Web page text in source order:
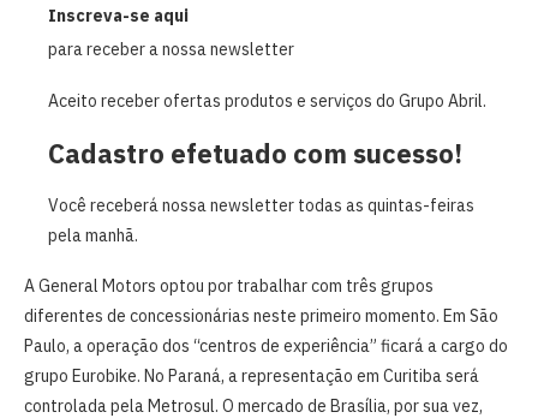
Inscreva-se aqui
para receber a nossa newsletter
Aceito receber ofertas produtos e serviços do Grupo Abril.
Cadastro efetuado com sucesso!
Você receberá nossa newsletter todas as quintas-feiras
pela manhã.
A General Motors optou por trabalhar com três grupos
diferentes de concessionárias neste primeiro momento. Em São
Paulo, a operação dos “centros de experiência” ficará a cargo do
grupo Eurobike. No Paraná, a representação em Curitiba será
controlada pela Metrosul. O mercado de Brasília, por sua vez,